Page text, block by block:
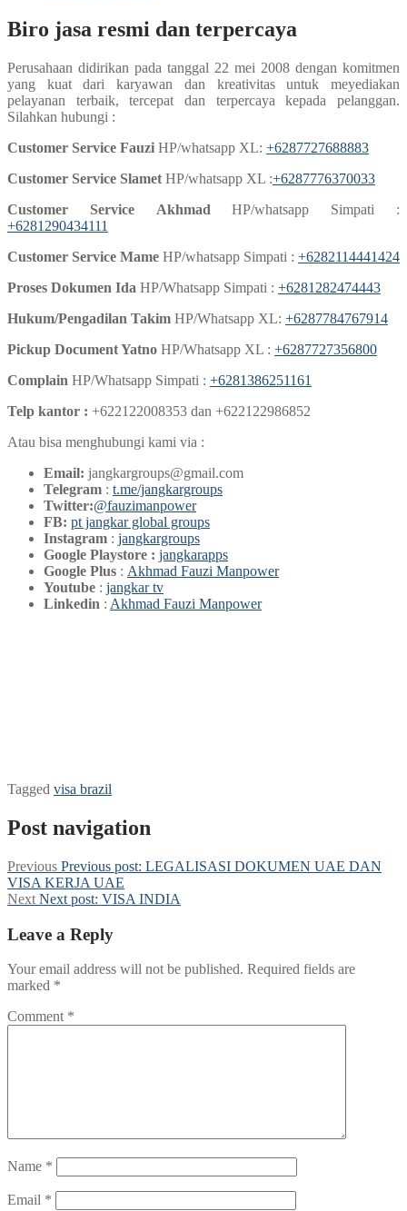
Biro jasa resmi dan terpercaya
Perusahaan didirikan pada tanggal 22 mei 2008 dengan komitmen
yang kuat dari karyawan dan kreativitas untuk meyediakan
pelayanan terbaik, tercepat dan terpercaya kepada pelanggan.
Silahkan hubungi :
Customer Service Fauzi HP/whatsapp XL: +6287727688883
Customer Service Slamet HP/whatsapp XL :+6287776370033
Customer Service
Akhmad HP/whatsapp Simpati :
+6281290434111
Customer Service Mame HP/whatsapp Simpati : +6282114441424
Proses Dokumen Ida HP/Whatsapp Simpati : +6281282474443
Hukum/Pengadilan Takim HP/Whatsapp XL: +6287784767914
Pickup Document Yatno HP/Whatsapp XL : +6287727356800
Complain HP/Whatsapp Simpati : +6281386251161
Telp kantor : +622122008353 dan +622122986852
Atau bisa menghubungi kami via :
Email: jangkargroups@gmail.com
Telegram : t.me/jangkargroups
Twitter:@fauzimanpower
FB: pt jangkar global groups
Instagram : jangkargroups
Google Playstore : jangkarapps
Google Plus : Akhmad Fauzi Manpower
Youtube : jangkar tv
Linkedin : Akhmad Fauzi Manpower
Tagged visa brazil
Post navigation
Previous Previous post: LEGALISASI DOKUMEN UAE DAN
VISA KERJA UAE
Next Next post: VISA INDIA
Leave a Reply
Your email address will not be published. Required fields are
marked *
Comment *
Name *
Email *